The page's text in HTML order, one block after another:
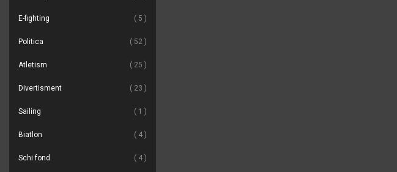
E-fighting 5
Politica 52
Atletism 25
Divertisment 23
Sailing 1
Biatlon 4
Schi fond 4